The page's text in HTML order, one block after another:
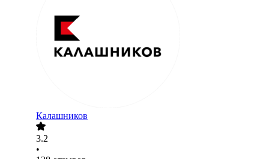
Калашников
3.2
•